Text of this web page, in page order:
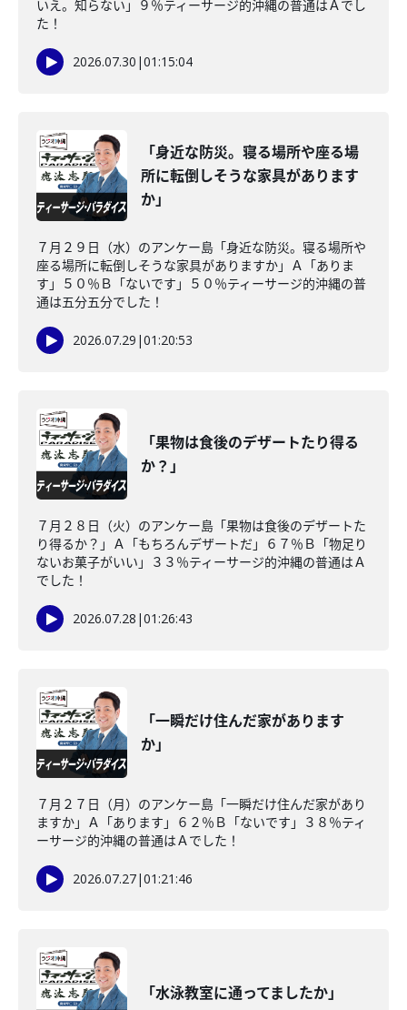
いえ。知らない」９％ティーサージ的沖縄の普通はＡでし
た！
2026.07.30 |01:15:04
「身近な防災。寝る場所や座る場
所に転倒しそうな家具があります
か」
７月２９日（水）のアンケー島「身近な防災。寝る場所や
座る場所に転倒しそうな家具がありますか」Ａ「ありま
す」５０％Ｂ「ないです」５０％ティーサージ的沖縄の普
通は五分五分でした！
2026.07.29 |01:20:53
「果物は食後のデザートたり得る
か？」
７月２８日（火）のアンケー島「果物は食後のデザートた
り得るか？」Ａ「もちろんデザートだ」６７％Ｂ「物足り
ないお菓子がいい」３３％ティーサージ的沖縄の普通はＡ
でした！
2026.07.28 |01:26:43
「一瞬だけ住んだ家があります
か」
７月２７日（月）のアンケー島「一瞬だけ住んだ家があり
ますか」Ａ「あります」６２％Ｂ「ないです」３８％ティ
ーサージ的沖縄の普通はＡでした！
2026.07.27|01:21:46
「水泳教室に通ってましたか」